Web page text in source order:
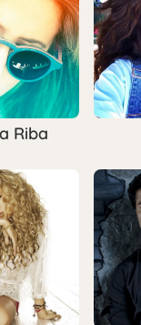
Riba